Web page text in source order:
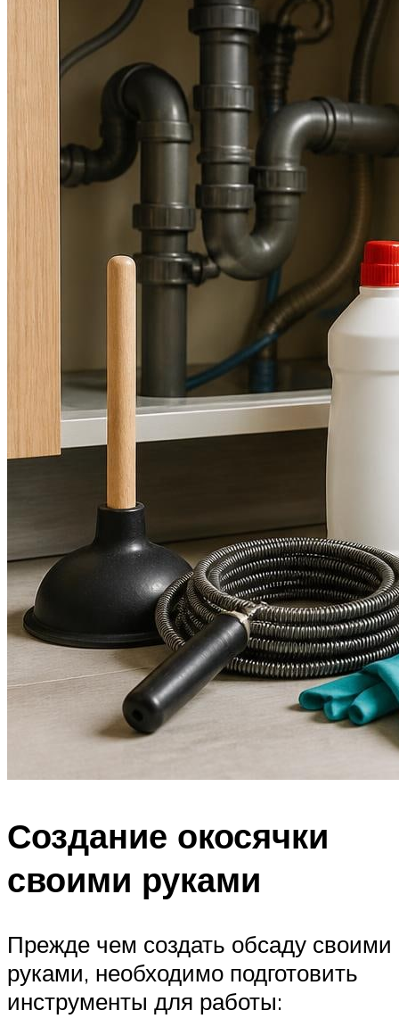
Создание окосячки
своими руками
Прежде чем создать обсаду своими
руками, необходимо подготовить
инструменты для работы: